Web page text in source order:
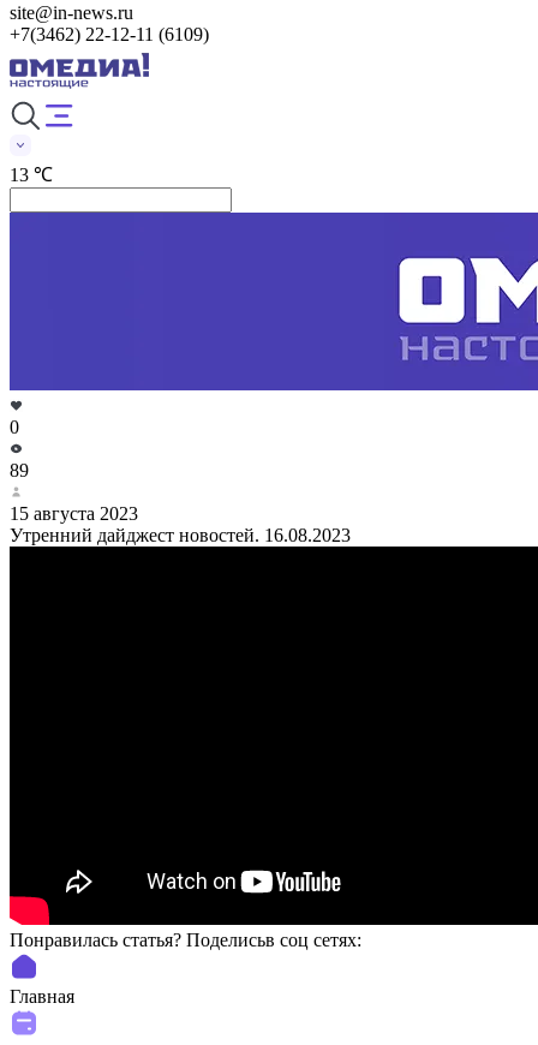
site@in-news.ru
+7(3462) 22-12-11 (6109)
13 ℃
0
89
15 августа 2023
Утренний дайджест новостей. 16.08.2023
Понравилась статья? Поделиcьв соц сетях:
Главная